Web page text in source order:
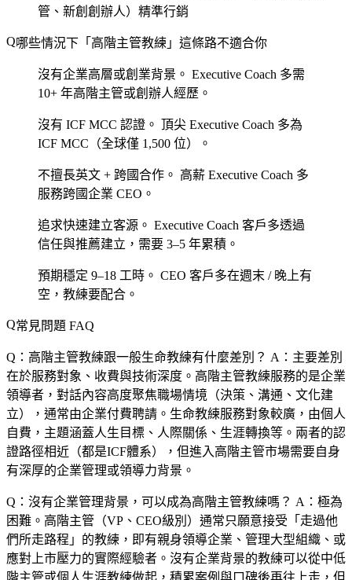
管、新創創辦人）精準行銷
哪些情況下「高階主管教練」這條路不適合你
沒有企業高層或創業背景。 Executive Coach 多需
10+ 年高階主管或創辦人經歷。
沒有 ICF MCC 認證。 頂尖 Executive Coach 多為
ICF MCC（全球僅 1,500 位）。
不擅長英文 + 跨國合作。 高薪 Executive Coach 多
服務跨國企業 CEO。
追求快速建立客源。 Executive Coach 客戶多透過
信任與推薦建立，需要 3–5 年累積。
預期穩定 9–18 工時。 CEO 客戶多在週末 / 晚上有
空，教練要配合。
常見問題 FAQ
Q：高階主管教練跟一般生命教練有什麼差別？ A：主要差別
在於服務對象、收費與技術深度。高階主管教練服務的是企業
領導者，對話內容高度聚焦職場情境（決策、溝通、文化建
立），通常由企業付費聘請。生命教練服務對象較廣，由個人
自費，主題涵蓋人生目標、人際關係、生涯轉換等。兩者的認
證路徑相近（都是ICF體系），但進入高階主管市場需要自身
有深厚的企業管理或領導力背景。
Q：沒有企業管理背景，可以成為高階主管教練嗎？ A：極為
困難。高階主管（VP、CEO級別）通常只願意接受「走過他
們所走路程」的教練，即有親身領導企業、管理大型組織、或
應對上市壓力的實際經驗者。沒有企業背景的教練可以從中低
階主管或個人生涯教練做起，積累案例與口碑後再往上走，但